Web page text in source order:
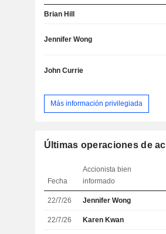
Brian Hill
Jennifer Wong
John Currie
Más información privilegiada
Últimas operaciones de
Fecha
Accionista bien
informado
22/7/26 Jennifer Wong
22/7/26 Karen Kwan